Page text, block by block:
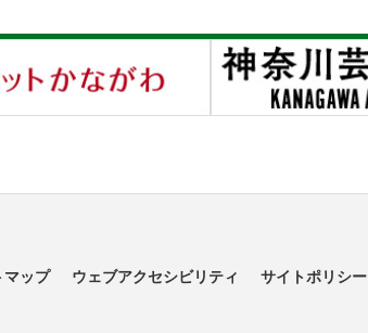
マップ ウェブアクセシビリティ サイトポリシー